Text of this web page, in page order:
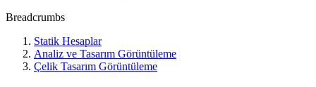
Breadcrumbs
Statik Hesaplar
Analiz ve Tasarım Görüntüleme
Çelik Tasarım Görüntüleme